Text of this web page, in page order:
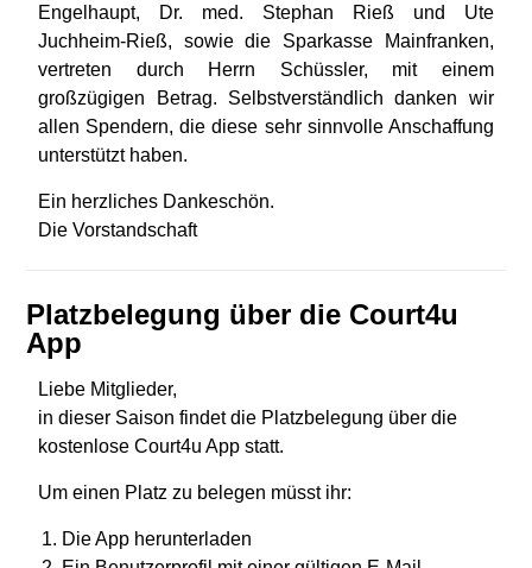
Engelhaupt, Dr. med. Stephan Rieß und Ute
Juchheim-Rieß, sowie die Sparkasse Mainfranken,
vertreten durch Herrn Schüssler, mit einem
großzügigen Betrag. Selbstverständlich danken wir
allen Spendern, die diese sehr sinnvolle Anschaffung
unterstützt haben.
Ein herzliches Dankeschön.
Die Vorstandschaft
Platzbelegung über die Court4u
App​
Liebe Mitglieder,
in dieser Saison findet die Platzbelegung über die
kostenlose Court4u App statt.
Um einen Platz zu belegen müsst ihr:
Die App herunterladen